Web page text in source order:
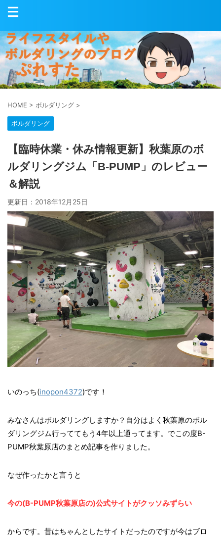
HOME > ボルダリング >
ボルダリング
【臨時休業・休み情報更新】秋葉原のボ
ルダリングジム「B-PUMP」のレビュー
＆解説
更新日： 2018年12月25日
いのっち(inopon4372)です！
みなさんはボルダリングしますか？自分はよく秋葉原のボル
ダリングジム行っててもう4年以上通ってます。でこの度B-
PUMP秋葉原店のまとめ記事を作りました。
なぜ作ったかと言うと
今の(B-PUMP秋葉原店の)公式サイトがクッソみずらい
からです。昔はちゃんとしたサイトだったのですが今はブロ